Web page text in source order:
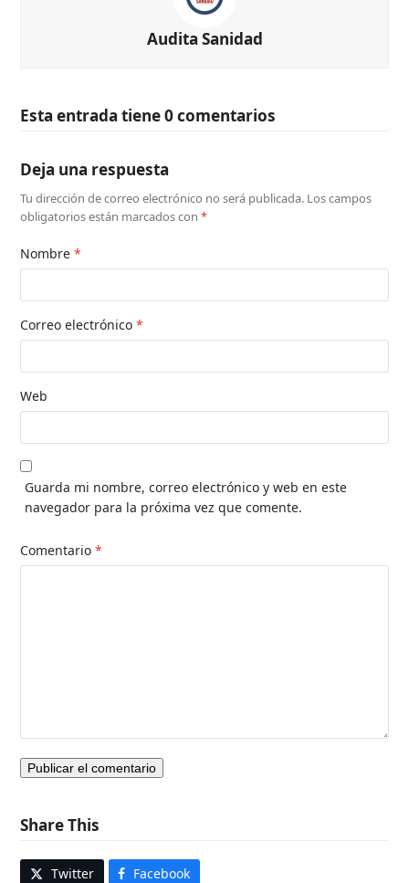
Audita Sanidad
Esta entrada tiene 0 comentarios
Deja una respuesta
Tu dirección de correo electrónico no será publicada. Los campos
obligatorios están marcados con*
Nombre*
Correo electrónico*
Web
Guarda mi nombre, correo electrónico y web en este
navegador para la próxima vez que comente.
Comentario*
Share This
Twitter Facebook